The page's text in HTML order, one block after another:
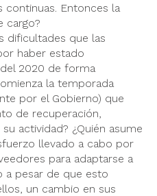
Entonces la
cargo?
dificultades que las
haber estado
2020 de forma
la temporada
por el Gobierno) que
de recuperación,
actividad? ¿Quién asume
llevado a cabo por
para adaptarse a
a pesar de que esto
un cambio en sus